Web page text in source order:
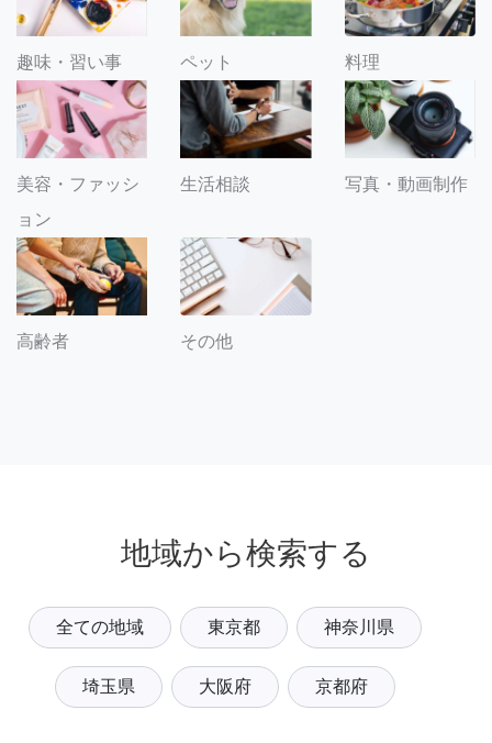
趣味・習い事 ペット 料理
美容・ファッシ
ョン
生活相談 写真・動画制作
高齢者 その他
地域から検索する
全ての地域 東京都 神奈川県
埼玉県 大阪府 京都府